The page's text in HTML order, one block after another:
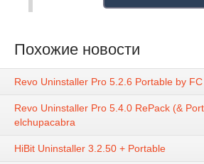
Похожие новости
Revo Uninstaller Pro 5.2.6 Portable by
Revo Uninstaller Pro 5.4.0 RePack (&
elchupacabra
HiBit Uninstaller 3.2.50 + Portable